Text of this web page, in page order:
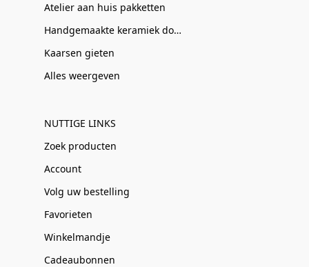
Atelier aan huis pakketten
Handgemaakte keramiek door Clay-Obscuur
Kaarsen gieten
Alles weergeven
NUTTIGE LINKS
Zoek producten
Account
Volg uw bestelling
Favorieten
Winkelmandje
Cadeaubonnen